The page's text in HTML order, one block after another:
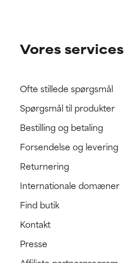
Vores services
Ofte stillede spørgsmål
Spørgsmål til produkter
Bestilling og betaling
Forsendelse og levering
Returnering
Internationale domæner
Find butik
Kontakt
Presse